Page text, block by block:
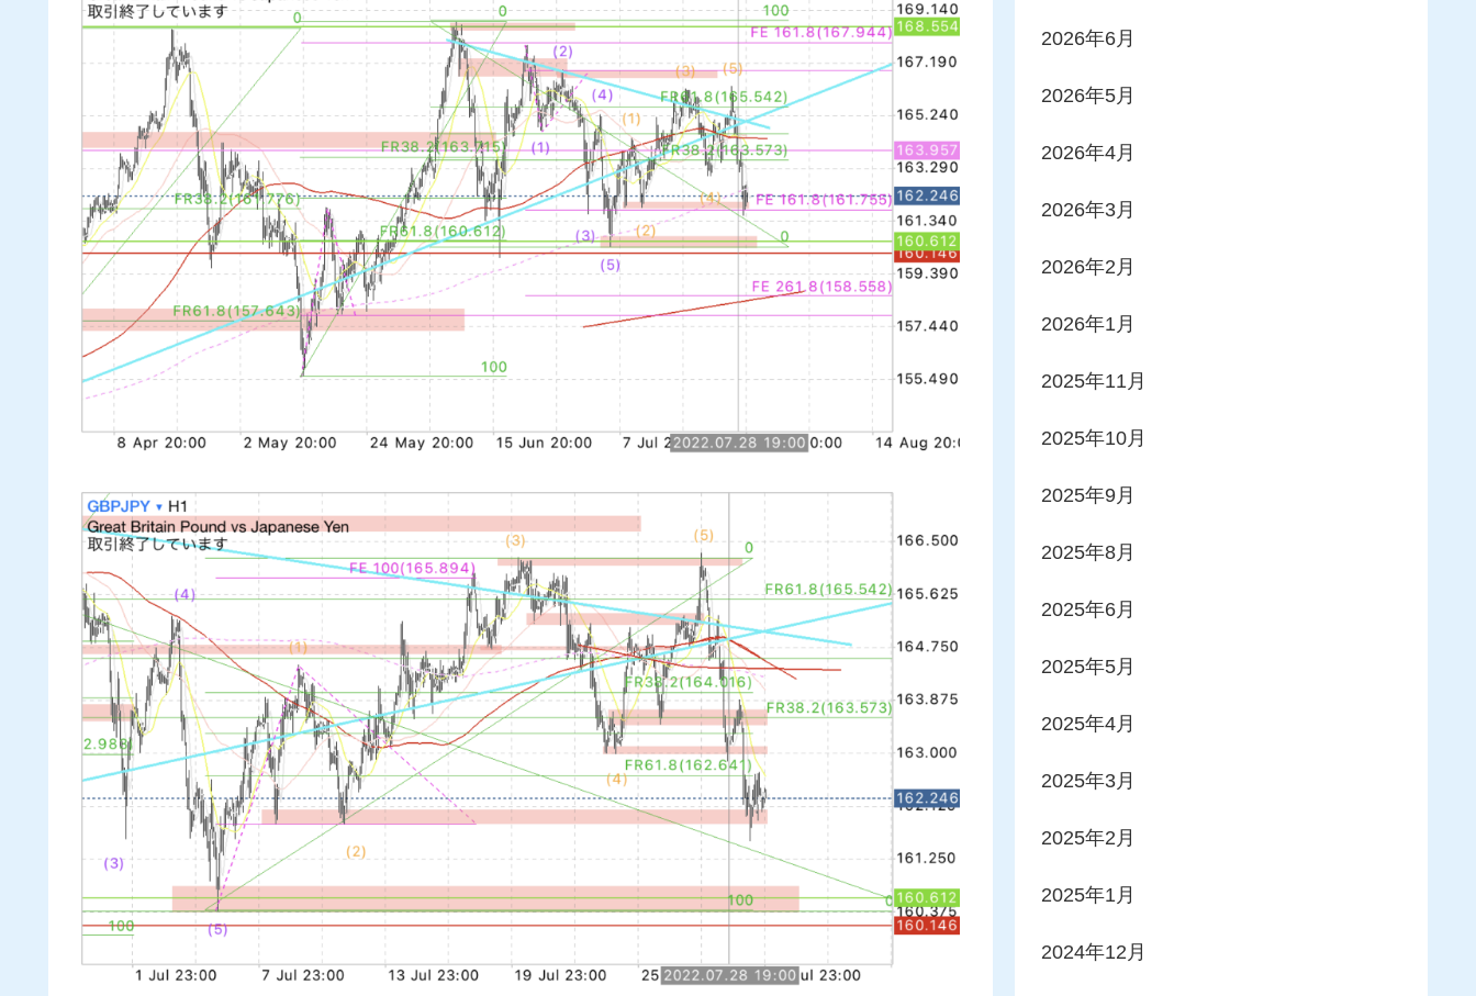
2026年6月
2026年5月
2026年4月
2026年3月
2026年2月
2026年1月
2025年11月
2025年10月
2025年9月
2025年8月
2025年6月
2025年5月
2025年4月
2025年3月
2025年2月
2025年1月
2024年12月